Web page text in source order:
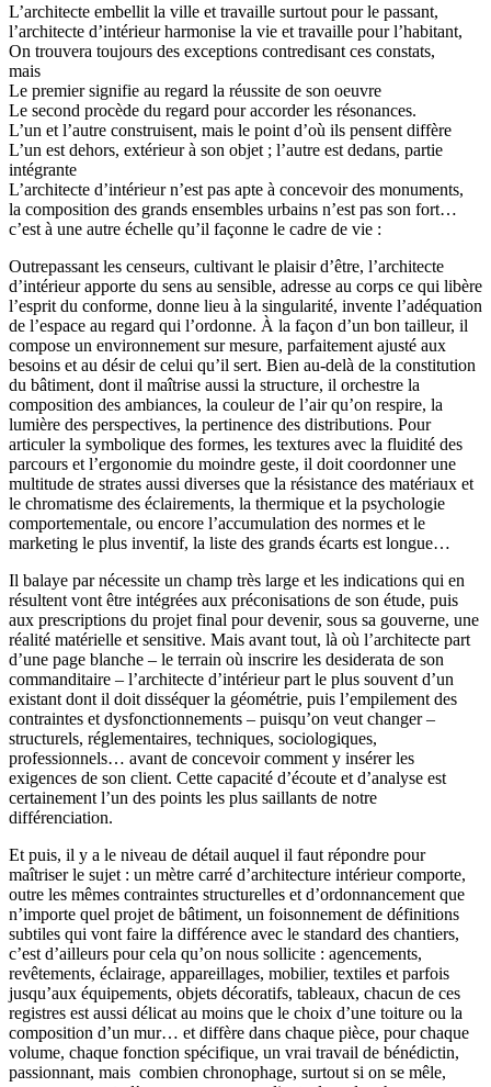
L’architecte embellit la ville et travaille surtout pour le passant,
l’architecte d’intérieur harmonise la vie et travaille pour l’habitant,
On trouvera toujours des exceptions contredisant ces constats,
mais
Le premier signifie au regard la réussite de son oeuvre
Le second procède du regard pour accorder les résonances.
L’un et l’autre construisent, mais le point d’où ils pensent diffère
L’un est dehors, extérieur à son objet ; l’autre est dedans, partie
intégrante
L’architecte d’intérieur n’est pas apte à concevoir des monuments,
la composition des grands ensembles urbains n’est pas son fort…
c’est à une autre échelle qu’il façonne le cadre de vie :
Outrepassant les censeurs, cultivant le plaisir d’être, l’architecte
d’intérieur apporte du sens au sensible, adresse au corps ce qui libère
l’esprit du conforme, donne lieu à la singularité, invente l’adéquation
de l’espace au regard qui l’ordonne. À la façon d’un bon tailleur, il
compose un environnement sur mesure, parfaitement ajusté aux
besoins et au désir de celui qu’il sert. Bien au-delà de la constitution
du bâtiment, dont il maîtrise aussi la structure, il orchestre la
composition des ambiances, la couleur de l’air qu’on respire, la
lumière des perspectives, la pertinence des distributions. Pour
articuler la symbolique des formes, les textures avec la fluidité des
parcours et l’ergonomie du moindre geste, il doit coordonner une
multitude de strates aussi diverses que la résistance des matériaux et
le chromatisme des éclairements, la thermique et la psychologie
comportementale, ou encore l’accumulation des normes et le
marketing le plus inventif, la liste des grands écarts est longue…
Il balaye par nécessite un champ très large et les indications qui en
résultent vont être intégrées aux préconisations de son étude, puis
aux prescriptions du projet final pour devenir, sous sa gouverne, une
réalité matérielle et sensitive. Mais avant tout, là où l’architecte part
d’une page blanche – le terrain où inscrire les desiderata de son
commanditaire – l’architecte d’intérieur part le plus souvent d’un
existant dont il doit disséquer la géométrie, puis l’empilement des
contraintes et dysfonctionnements – puisqu’on veut changer –
structurels, réglementaires, techniques, sociologiques,
professionnels… avant de concevoir comment y insérer les
exigences de son client. Cette capacité d’écoute et d’analyse est
certainement l’un des points les plus saillants de notre
différenciation.
Et puis, il y a le niveau de détail auquel il faut répondre pour
maîtriser le sujet : un mètre carré d’architecture intérieur comporte,
outre les mêmes contraintes structurelles et d’ordonnancement que
n’importe quel projet de bâtiment, un foisonnement de définitions
subtiles qui vont faire la différence avec le standard des chantiers,
c’est d’ailleurs pour cela qu’on nous sollicite : agencements,
revêtements, éclairage, appareillages, mobilier, textiles et parfois
jusqu’aux équipements, objets décoratifs, tableaux, chacun de ces
registres est aussi délicat au moins que le choix d’une toiture ou la
composition d’un mur… et diffère dans chaque pièce, pour chaque
volume, chaque fonction spécifique, un vrai travail de bénédictin,
passionnant, mais combien chronophage, surtout si on se mêle,